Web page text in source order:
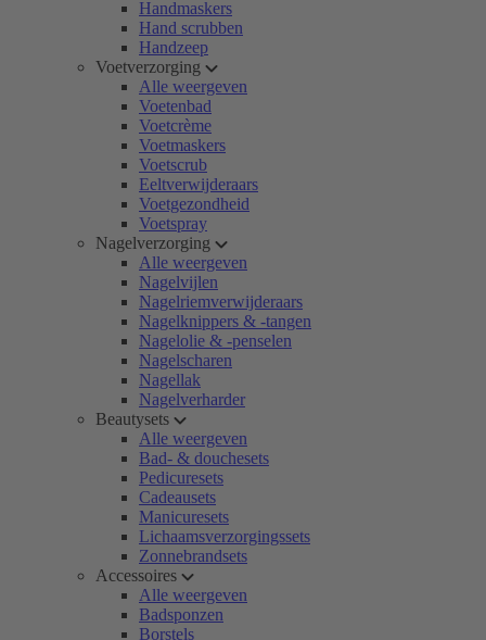
Handmaskers
Hand scrubben
Handzeep
Voetverzorging
Alle weergeven
Voetenbad
Voetcrème
Voetmaskers
Voetscrub
Eeltverwijderaars
Voetgezondheid
Voetspray
Nagelverzorging
Alle weergeven
Nagelvijlen
Nagelriemverwijderaars
Nagelknippers & -tangen
Nagelolie & -penselen
Nagelscharen
Nagellak
Nagelverharder
Beautysets
Alle weergeven
Bad- & douchesets
Pedicuresets
Cadeausets
Manicuresets
Lichaamsverzorgingssets
Zonnebrandsets
Accessoires
Alle weergeven
Badsponzen
Borstels